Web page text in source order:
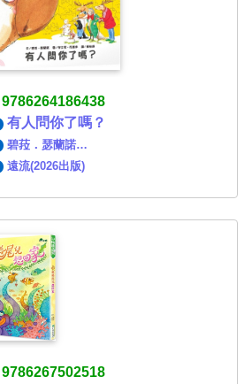
9786264186438
有人問你了嗎？
碧菈．瑟蘭諾…
遠流(2026出版)
9786267502518